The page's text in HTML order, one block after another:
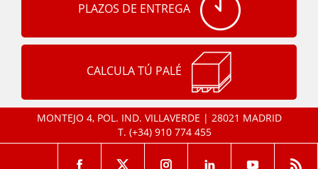
PLAZOS DE ENTREGA
CALCULA TÚ PALÉ
MONTEJO 4, POL. IND. VILLAVERDE | 28021 MADRID
T. (+34) 910 774 455